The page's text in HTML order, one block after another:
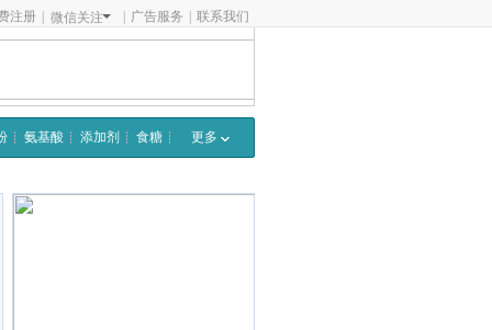
注册 微信关注 广告服务 联系我们
氨基酸 添加剂 食糖 更多